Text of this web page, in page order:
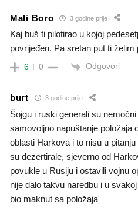
Mali Boro 3 godine prije
Kaj buš ti pilotirao u kojoj
povrijeđen. Pa sretan put ti želim
6 0 Odgovori
burt 3 godine prije
Šojgu i ruski generali su
samovoljno napuštanje položaja
oblasti Harkova i to nisu u
su dezertirale, sjeverno od
povukle u Rusiju i ostavili vojnu
nije dalo takvu naredbu i u
bio maknut sa položaja